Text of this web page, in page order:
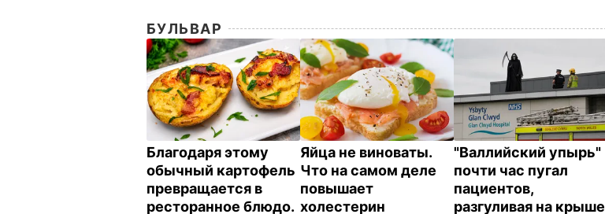
БУЛЬВАР
Благодаря этому
обычный картофель
превращается в
ресторанное блюдо.
Яйца не виноваты.
Что на самом деле
повышает
холестерин
"Валлийский упырь"
почти час пугал
пациентов,
разгуливая на крыше